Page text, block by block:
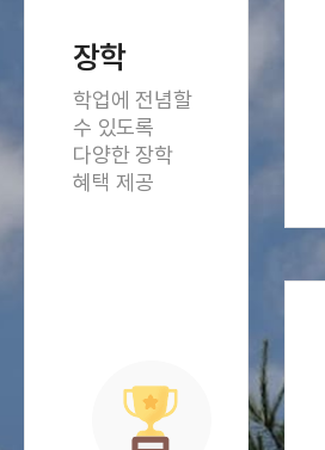
장학
학업에 전념할
수 있도록
다양한 장학
혜택 제공